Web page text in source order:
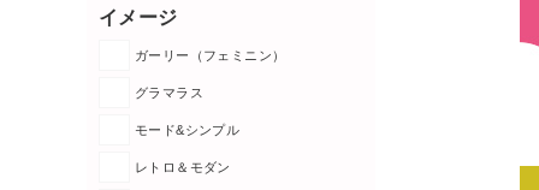
イメージ
ガーリー（フェミニン）
グラマラス
モード&シンプル
レトロ＆モダン